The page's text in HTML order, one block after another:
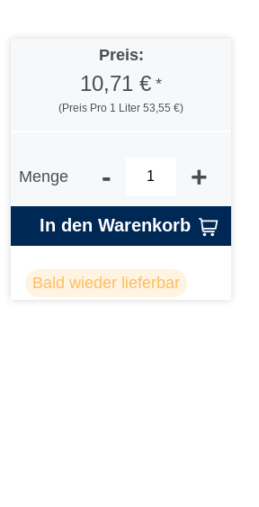
Preis:
10,71 € *
(Preis Pro 1 Liter 53,55 €)
Menge - +
In den Warenkorb
Bald wieder lieferbar